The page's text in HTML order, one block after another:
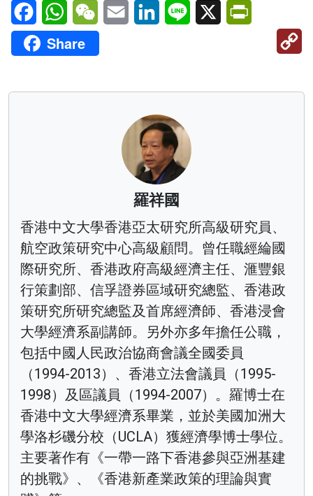
FacebookWhatsAppWeChatEmail LinkedInLine X
Share
羅祥國
香港中文大學香港亞太研究所高級研究員、
航空政策研究中心高級顧問。曾任職經綸國
際研究所、香港政府高級經濟主任、滙豐銀
行策劃部、信孚證券區域研究總監、香港政
策研究所研究總監及首席經濟師、香港浸會
大學經濟系副講師。另外亦多年擔任公職，
包括中國人民政治協商會議全國委員
（1994-2013）、香港立法會議員（1995-
1998）及區議員（1994-2007）。羅博士在
香港中文大學經濟系畢業，並於美國加洲大
學洛杉磯分校（UCLA）獲經濟學博士學位。
主要著作有《一帶一路下香港參與亞洲基建
的挑戰》、《香港新產業政策的理論與實